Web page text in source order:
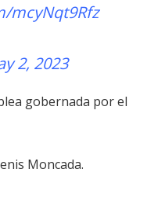
mcyNqt9Rfz
2, 2023
gobernada por el
Moncada.